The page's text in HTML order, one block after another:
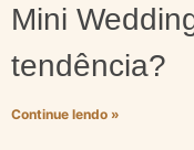
Mini
tendência?
Continue lendo »